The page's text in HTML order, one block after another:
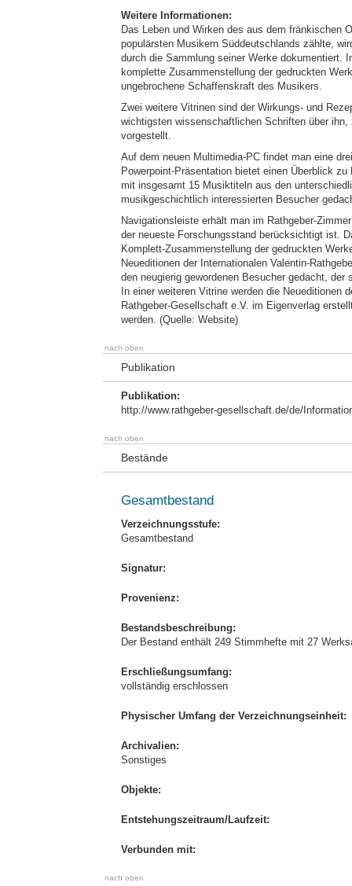
Weitere Informationen:
Das Leben und Wirken des aus dem fränkischen
populärsten Musikern Süddeutschlands zählte,
durch die Sammlung seiner Werke dokumentiert.
komplette Zusammenstellung der gedruckten
ungebrochene Schaffenskraft des Musikers.
Zwei weitere Vitrinen sind der Wirkungs- und
wichtigsten wissenschaftlichen Schriften über
vorgestellt.
Auf dem neuen Multimedia-PC findet man eine
Powerpoint-Präsentation bietet einen Überblick
mit insgesamt 15 Musiktiteln aus den
musikgeschichtlich interessierten Besucher
Navigationsleiste erhält man im Rathgeber-
der neueste Forschungsstand berücksichtigt ist.
Komplett-Zusammenstellung der gedruckten
Neueditionen der Internationalen Valentin-
den neugierig gewordenen Besucher gedacht,
In einer weiteren Vitrine werden die Neueditionen
Rathgeber-Gesellschaft e.V. im Eigenverlag
werden. (Quelle: Website)
nach oben
Publikation
Publikation:
http://www.rathgeber-gesellschaft.de/de/
nach oben
Bestände
Gesamtbestand
Verzeichnungsstufe:
Gesamtbestand
Signatur:
Provenienz:
Bestandsbeschreibung:
Der Bestand enthält 249 Stimmhefte mit 27
Erschließungsumfang:
vollständig erschlossen
Physischer Umfang der Verzeichnungseinheit:
Archivalien:
Sonstiges
Objekte:
Entstehungszeitraum/Laufzeit:
Verbunden mit:
nach oben